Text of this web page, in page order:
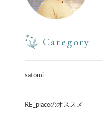
Category
satomi
RE_placeのオススメ